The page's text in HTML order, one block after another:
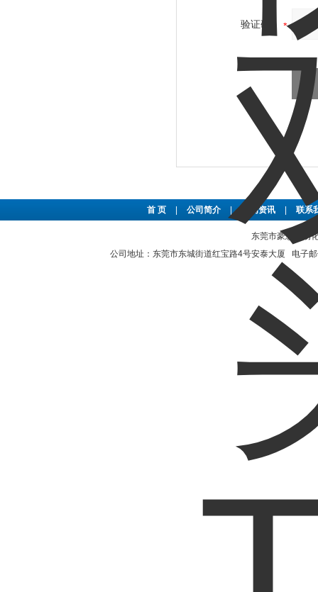
验证码：
首 页 公司简介 | 新闻资讯 联系
东莞市豪恩自动
公司地址：东莞市东城街道红宝路4号安泰大厦 电子